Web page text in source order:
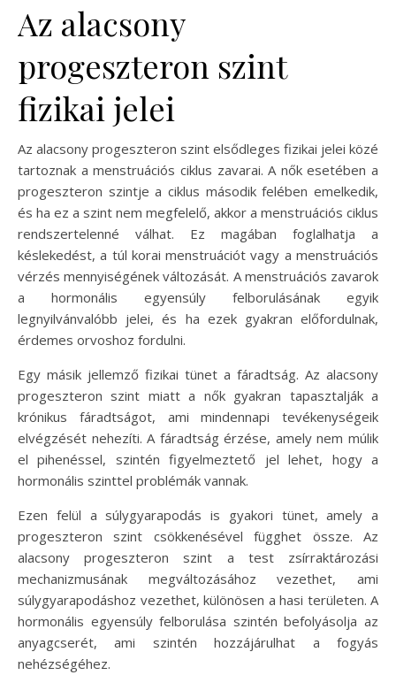
Az alacsony
progeszteron szint
fizikai jelei
Az alacsony progeszteron szint elsődleges fizikai jelei közé
tartoznak a menstruációs ciklus zavarai. A nők esetében a
progeszteron szintje a ciklus második felében emelkedik,
és ha ez a szint nem megfelelő, akkor a menstruációs ciklus
rendszertelenné válhat. Ez magában foglalhatja a
késlekedést, a túl korai menstruációt vagy a menstruációs
vérzés mennyiségének változását. A menstruációs zavarok
a hormonális egyensúly felborulásának egyik
legnyilvánvalóbb jelei, és ha ezek gyakran előfordulnak,
érdemes orvoshoz fordulni.
Egy másik jellemző fizikai tünet a fáradtság. Az alacsony
progeszteron szint miatt a nők gyakran tapasztalják a
krónikus fáradtságot, ami mindennapi tevékenységeik
elvégzését nehezíti. A fáradtság érzése, amely nem múlik
el pihenéssel, szintén figyelmeztető jel lehet, hogy a
hormonális szinttel problémák vannak.
Ezen felül a súlygyarapodás is gyakori tünet, amely a
progeszteron szint csökkenésével függhet össze. Az
alacsony progeszteron szint a test zsírraktározási
mechanizmusának megváltozásához vezethet, ami
súlygyarapodáshoz vezethet, különösen a hasi területen. A
hormonális egyensúly felborulása szintén befolyásolja az
anyagcserét, ami szintén hozzájárulhat a fogyás
nehézségéhez.